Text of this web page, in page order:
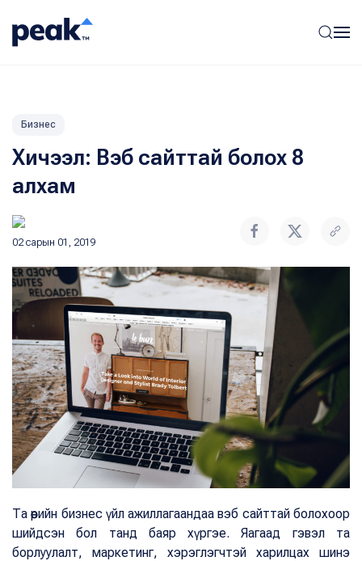
Бизнес
Хичээл: Вэб сайттай болох 8
алхам
02 сарын 01, 2019
Та өөрийн бизнес үйл ажиллагаандаа вэб сайттай болохоор
шийдсэн бол танд баяр хүргэе. Яагаад гэвэл та
борлуулалт, маркетинг, хэрэглэгчтэй харилцах шинэ